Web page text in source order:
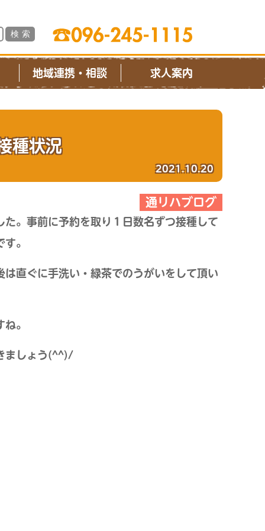
地域連携・相談 求人案内
種状況
2021.10.20
通リハブログ
。事前に予約を取り１日数名ずつ接種して
。
直ぐに手洗い・緑茶でのうがいをして頂い
。
ましょう(^^)/